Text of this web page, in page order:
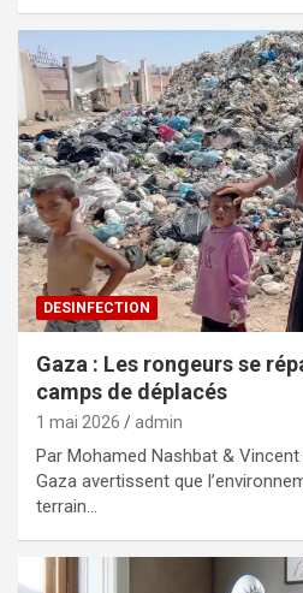
DESINFECTION
Gaza : Les rongeurs se
camps de déplacés
1 mai 2026 admin
Par Mohamed Nashbat &
Gaza avertissent que
terrain…